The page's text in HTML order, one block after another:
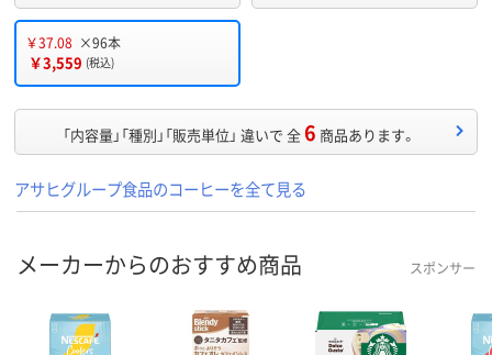
￥37.08 ×96本
￥3,559 (税込)
「内容量」「種別」「販売単位」 違いで 全6 商品あります。
アサヒグループ食品のコーヒーを全て見る
メーカーからのおすすめ商品 スポンサー